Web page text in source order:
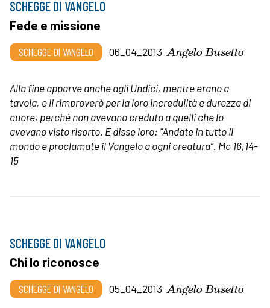
SCHEGGE DI VANGELO
Fede e missione
SCHEGGE DI VANGELO 06_04_2013 Angelo Busetto
Alla fine apparve anche agli Undici, mentre erano a
tavola, e li rimproverò per la loro incredulità e durezza di
cuore, perché non avevano creduto a quelli che lo
avevano visto risorto. E disse loro: “Andate in tutto il
mondo e proclamate il Vangelo a ogni creatura”. Mc 16,14-
15
SCHEGGE DI VANGELO
Chi lo riconosce
SCHEGGE DI VANGELO 05_04_2013 Angelo Busetto